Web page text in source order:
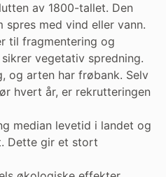
av 1800-tallet. Den
med vind eller vann.
til fragmentering og
vegetativ spredning.
og arten har frøbank. Selv
hvert år, er rekrutteringen
median levetid i landet og
Dette gir et stort